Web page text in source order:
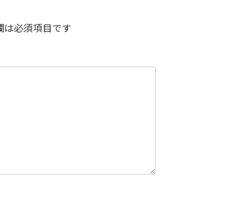
は必須項目です